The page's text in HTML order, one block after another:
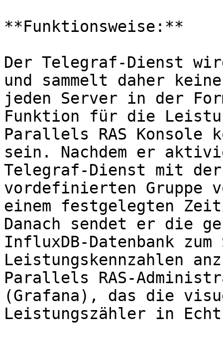
**Funktionsweise:**
Der Telegraf-Dienst
und sammelt daher
jeden Server in der
Funktion für die
Parallels RAS
sein. Nachdem er
Telegraf-Dienst mit der
vordefinierten Gruppe
einem festgelegten
Danach sendet er die
InfluxDB-Datenbank zum
Leistungskennzahlen
Parallels RAS-
(Grafana), das die
Leistungszähler in